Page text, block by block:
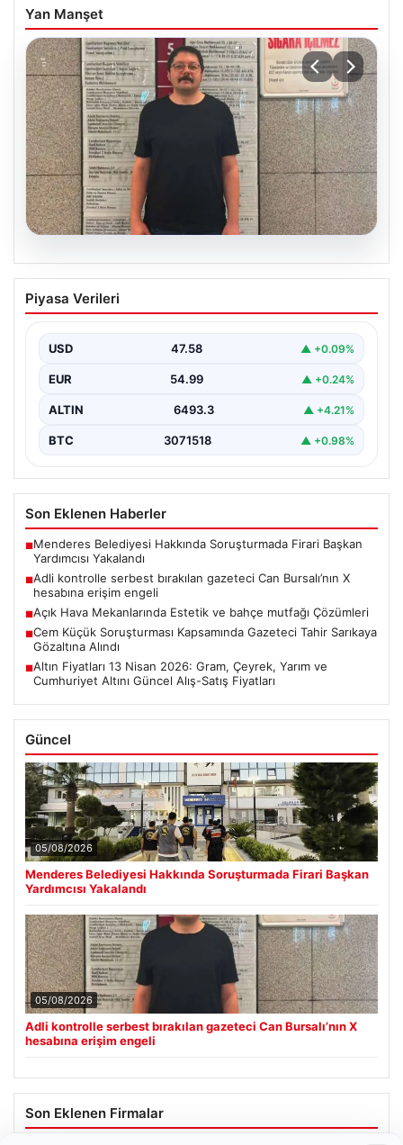
Yan Manşet
05.08.2026
Adli kontrolle serbest bırakılan gazeteci
Can Bursalı’nın X hesabına erişim engeli
Engeli Kaldırıldıktan Sonra Yeniden Kısıtlama",
"content": "Basın…
Piyasa Verileri
USD 47.58 ▲ +0.09%
EUR 54.99 ▲ +0.24%
ALTIN 6493.3 ▲ +4.21%
BTC 3071518 ▲ +0.98%
Son Eklenen Haberler
■Menderes Belediyesi Hakkında Soruşturmada Firari Başkan
Yardımcısı Yakalandı
■Adli kontrolle serbest bırakılan gazeteci Can Bursalı’nın X
hesabına erişim engeli
■Açık Hava Mekanlarında Estetik ve bahçe mutfağı Çözümleri
■Cem Küçük Soruşturması Kapsamında Gazeteci Tahir Sarıkaya
Gözaltına Alındı
■Altın Fiyatları 13 Nisan 2026: Gram, Çeyrek, Yarım ve
Cumhuriyet Altını Güncel Alış-Satış Fiyatları
Güncel
05/08/2026
Menderes Belediyesi Hakkında Soruşturmada Firari Başkan
Yardımcısı Yakalandı
05/08/2026
Adli kontrolle serbest bırakılan gazeteci Can Bursalı’nın X
hesabına erişim engeli
Son Eklenen Firmalar